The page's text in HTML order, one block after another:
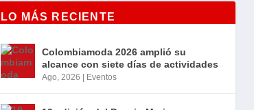
LO MÁS RECIENTE
Colombiamoda 2026 amplió su
alcance con siete días de actividades
Ago, 2026 Eventos